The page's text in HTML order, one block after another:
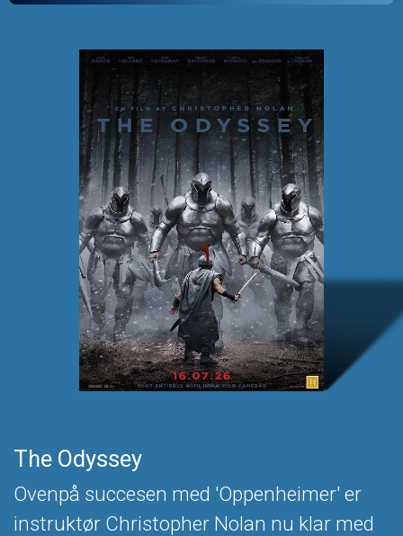
The Odyssey
Ovenpå succesen med 'Oppenheimer' er
instruktør Christopher Nolan nu klar med